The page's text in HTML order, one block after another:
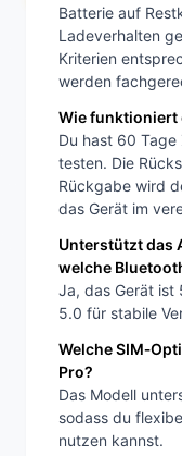
Batterie auf
Ladeverhalten
Kriterien
werden
Wie funktioniert
Du hast 60
testen. Die
Rückgabe wird
das Gerät im
Unterstützt das
welche
Ja, das Gerät ist
5.0 für stabile
Welche
Pro?
Das Modell
sodass du
nutzen kannst.